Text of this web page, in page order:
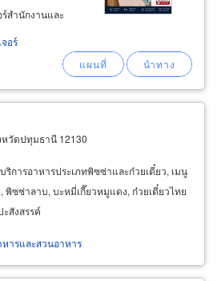
ร์สำนักงานและ
องเฟอร์นิเจอร์
ระกอบเฟอร์นิเจอร์
วัดนครราชสีมา
อร์
วัดปทุมธานี 12130
การอาหารประเภทพิซซ่าและก๋วยเตี๋ยว, เมนู
พิซซ่าลาบ, บะหมี่เกี๊ยวหมูแดง, ก๋วยเตี๋ยวไทย
สังสรรค์
ารและสวนอาหาร